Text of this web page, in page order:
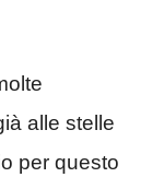
alle stelle
per questo